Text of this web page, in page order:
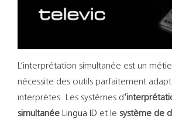
L’interprétation simultanée est un
nécessite des outils parfaitement
interprètes. Les systèmes d
simultanée Lingua ID et le système de